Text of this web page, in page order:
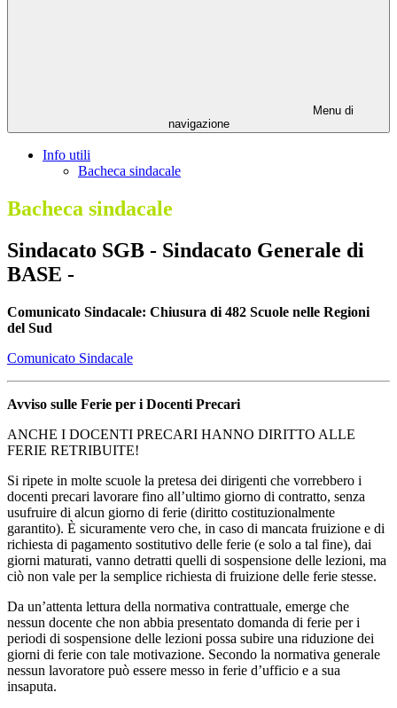
Menu di
navigazione
Info utili
Bacheca sindacale
Bacheca sindacale
Sindacato SGB - Sindacato Generale di
BASE -
Comunicato Sindacale: Chiusura di 482 Scuole nelle Regioni
del Sud
Comunicato Sindacale
Avviso sulle Ferie per i Docenti Precari
ANCHE I DOCENTI PRECARI HANNO DIRITTO ALLE
FERIE RETRIBUITE!
Si ripete in molte scuole la pretesa dei dirigenti che vorrebbero i
docenti precari lavorare fino all’ultimo giorno di contratto, senza
usufruire di alcun giorno di ferie (diritto costituzionalmente
garantito). È sicuramente vero che, in caso di mancata fruizione e di
richiesta di pagamento sostitutivo delle ferie (e solo a tal fine), dai
giorni maturati, vanno detratti quelli di sospensione delle lezioni, ma
ciò non vale per la semplice richiesta di fruizione delle ferie stesse.
Da un’attenta lettura della normativa contrattuale, emerge che
nessun docente che non abbia presentato domanda di ferie per i
periodi di sospensione delle lezioni possa subire una riduzione dei
giorni di ferie con tale motivazione. Secondo la normativa generale
nessun lavoratore può essere messo in ferie d’ufficio e a sua
insaputa.